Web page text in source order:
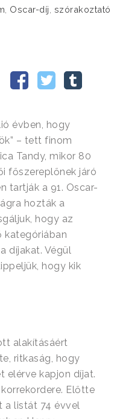
, Oscar-díj, szórakoztató
évben, hogy
– tett finom
Tandy, mikor 80
főszereplőnek járó
tartják a 91. Oscar-
hozták a
hogy az
kategóriában
díjakat. Végül
hogy kik
alakításáért
ritkaság, hogy
elérve kapjon díjat.
Előtte
a listát 74 évvel